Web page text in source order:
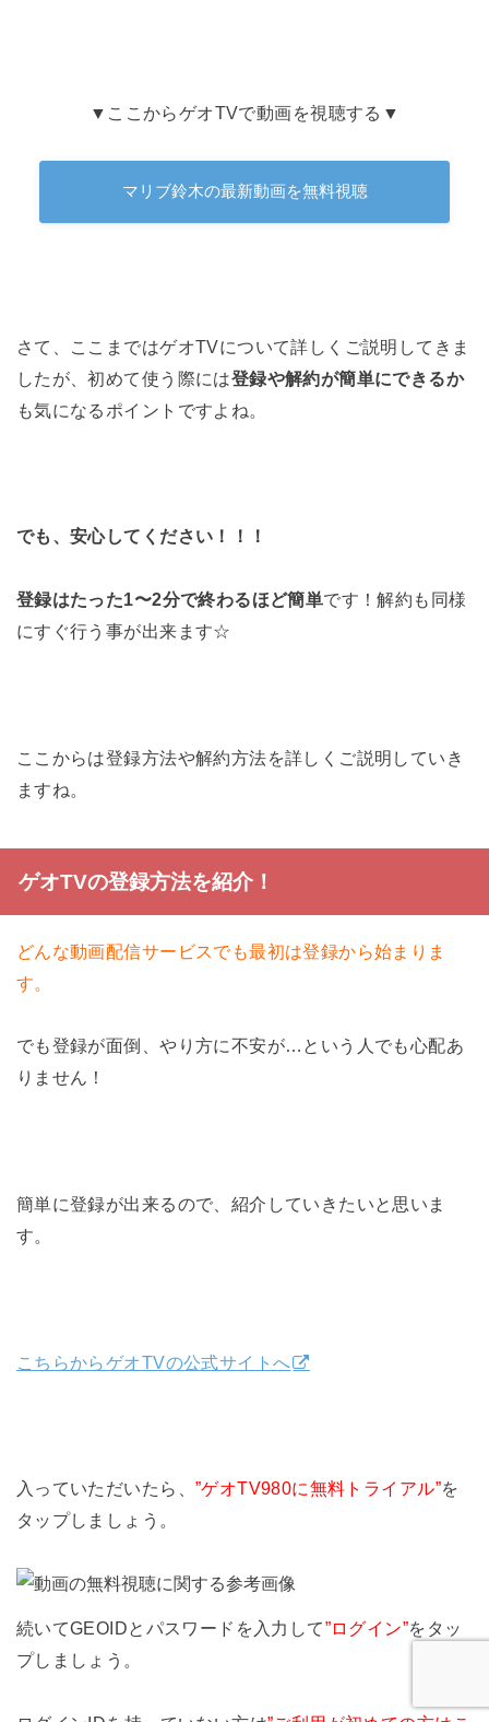
▼ここからゲオTVで動画を視聴する▼
マリブ鈴木の最新動画を無料視聴
さて、ここまではゲオTVについて詳しくご説明してきま
したが、初めて使う際には登録や解約が簡単にできるか
も気になるポイントですよね。
でも、安心してください！！！
登録はたった1〜2分で終わるほど簡単です！解約も同様
にすぐ行う事が出来ます☆
ここからは登録方法や解約方法を詳しくご説明していき
ますね。
ゲオTVの登録方法を紹介！
どんな動画配信サービスでも最初は登録から始まりま
す。
でも登録が面倒、やり方に不安が…という人でも心配あ
りません！
簡単に登録が出来るので、紹介していきたいと思いま
す。
こちらからゲオTVの公式サイトへ
入っていただいたら、 ”ゲオTV980に無料トライアル”を
タップしましょう。
続いてGEOIDとパスワードを入力して”ログイン”をタッ
プしましょう。